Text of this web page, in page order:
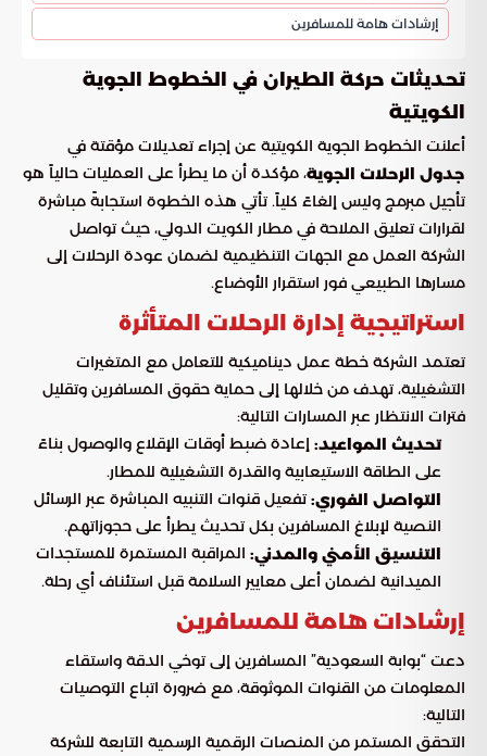
إرشادات هامة للمسافرين
تحديثات حركة الطيران في الخطوط الجوية
الكويتية
أعلنت الخطوط الجوية الكويتية عن إجراء تعديلات مؤقتة في
جدول الرحلات الجوية، مؤكدة أن ما يطرأ على العمليات حالياً هو
تأجيل مبرمج وليس إلغاءً كلياً. تأتي هذه الخطوة استجابةً مباشرة
لقرارات تعليق الملاحة في مطار الكويت الدولي، حيث تواصل
الشركة العمل مع الجهات التنظيمية لضمان عودة الرحلات إلى
مسارها الطبيعي فور استقرار الأوضاع.
استراتيجية إدارة الرحلات المتأثرة
تعتمد الشركة خطة عمل ديناميكية للتعامل مع المتغيرات
التشغيلية، تهدف من خلالها إلى حماية حقوق المسافرين وتقليل
فترات الانتظار عبر المسارات التالية:
تحديث المواعيد: إعادة ضبط أوقات الإقلاع والوصول بناءً
على الطاقة الاستيعابية والقدرة التشغيلية للمطار.
التواصل الفوري:تفعيل قنوات التنبيه المباشرة عبر الرسائل
النصية لإبلاغ المسافرين بكل تحديث يطرأ على حجوزاتهم.
التنسيق الأمني والمدني: المراقبة المستمرة للمستجدات
الميدانية لضمان أعلى معايير السلامة قبل استئناف أي رحلة.
إرشادات هامة للمسافرين
دعت “بوابة السعودية” المسافرين إلى توخي الدقة واستقاء
المعلومات من القنوات الموثوقة، مع ضرورة اتباع التوصيات
التالية:
التحقق المستمر من المنصات الرقمية الرسمية التابعة للشركة